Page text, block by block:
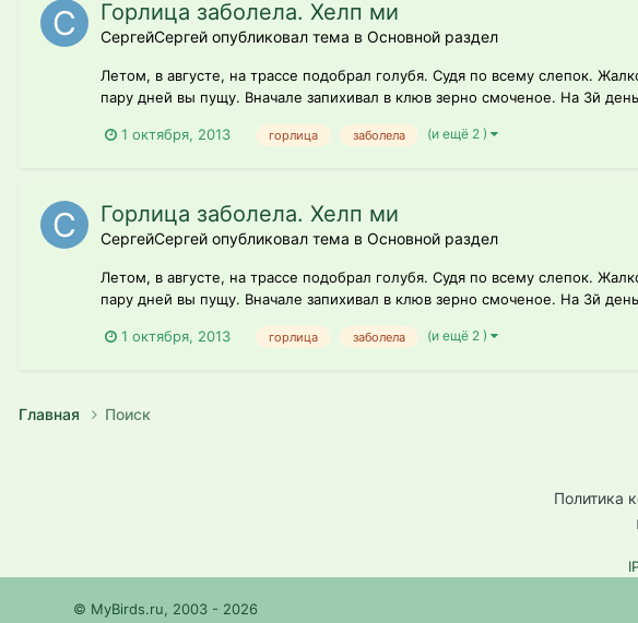
Горлица заболела. Хелп ми
СергейСергей опубликовал тема в Основной раздел
Летом, в августе, на трассе подобрал голубя. Судя по всему слепок.
пару дней вы пущу. Вначале запихивал в клюв зерно смоченое. На 3й
1 октября, 2013 горлица заболела (и ещё 2 )
Горлица заболела. Хелп ми
СергейСергей опубликовал тема в Основной раздел
Летом, в августе, на трассе подобрал голубя. Судя по всему слепок.
пару дней вы пущу. Вначале запихивал в клюв зерно смоченое. На 3й
1 октября, 2013 горлица заболела (и ещё 2 )
Главная Поиск
Политика
© MyBirds.ru, 2003 - 2026